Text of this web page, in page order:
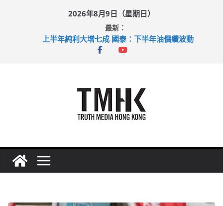
2026年8月9日（星期日）
最新：
上半年純利大增七成 國泰：下半年油價續波動
拜仁熱身賽挫維拉 啟德主場館奪錦標